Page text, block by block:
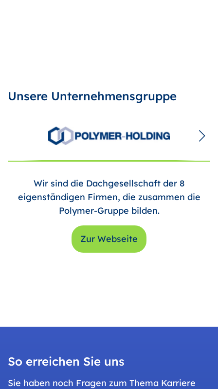
Unsere Unternehmensgruppe
Wir sind die Dachgesellschaft der 8
eigenständigen Firmen, die zusammen die
Polymer-Gruppe bilden.
Zur Webseite
So erreichen Sie uns
Sie haben noch Fragen zum Thema Karriere